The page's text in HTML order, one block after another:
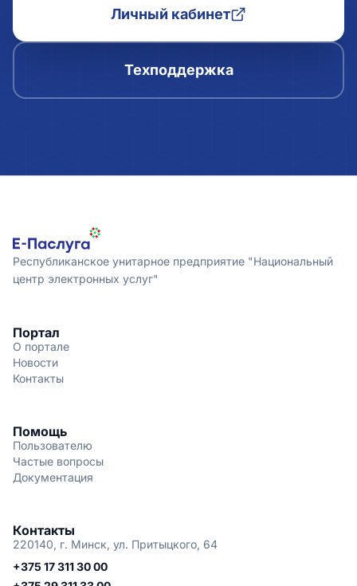
Личный кабинет
Техподдержка
Республиканское унитарное предприятие "Национальный
центр электронных услуг"
Портал
О портале
Новости
Контакты
Помощь
Пользователю
Частые вопросы
Документация
Контакты
220140, г. Минск, ул. Притыцкого, 64
+375 17 311 30 00